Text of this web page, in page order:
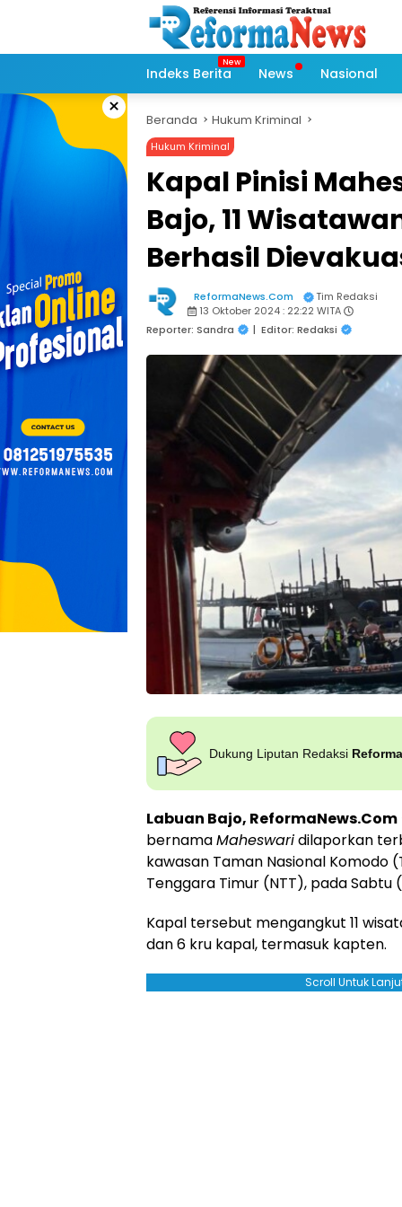
Indeks Berita News Nasional
× Beranda Hukum Kriminal
Hukum Kriminal
Kapal Pinisi
Bajo, 11
Berhasil
ReformaNews.Com
Tim Redaksi
13 Oktober 2024 : 22:22 WITA
Reporter: Sandra
| Editor: Redaksi
Dukung Liputan Redaksi
Labuan Bajo, ReformaNews.Com
bernamaMaheswaridilaporkan
kawasan Taman Nasional Komodo
Tenggara Timur (NTT), pada Sabtu
Kapal tersebut mengangkut 11
dan 6 kru kapal, termasuk kapten.
Scroll Untuk